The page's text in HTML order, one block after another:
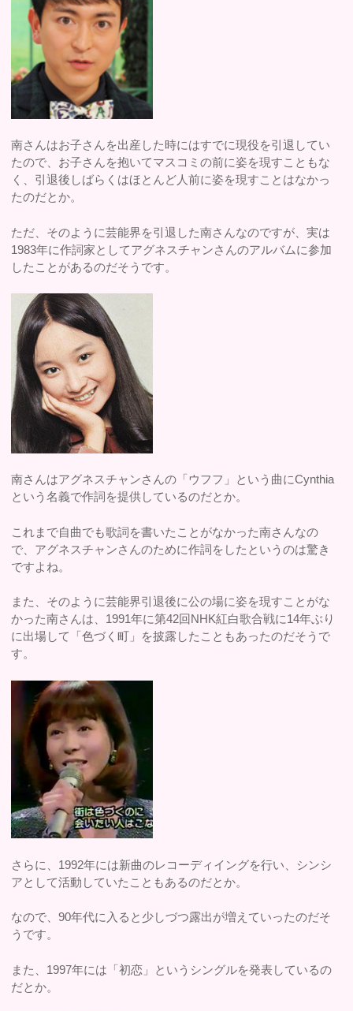
南さんはお子さんを出産した時にはすでに現役を引退してい
たので、お子さんを抱いてマスコミの前に姿を現すこともな
く、引退後しばらくはほとんど人前に姿を現すことはなかっ
たのだとか。
ただ、そのように芸能界を引退した南さんなのですが、実は
1983年に作詞家としてアグネスチャンさんのアルバムに参加
したことがあるのだそうです。
南さんはアグネスチャンさんの「ウフフ」という曲にCynthia
という名義で作詞を提供しているのだとか。
これまで自曲でも歌詞を書いたことがなかった南さんなの
で、アグネスチャンさんのために作詞をしたというのは驚き
ですよね。
また、そのように芸能界引退後に公の場に姿を現すことがな
かった南さんは、1991年に第42回NHK紅白歌合戦に14年ぶり
に出場して「色づく町」を披露したこともあったのだそうで
す。
さらに、1992年には新曲のレコーディイングを行い、シンシ
アとして活動していたこともあるのだとか。
なので、90年代に入ると少しづつ露出が増えていったのだそ
うです。
また、1997年には「初恋」というシングルを発表しているの
だとか。